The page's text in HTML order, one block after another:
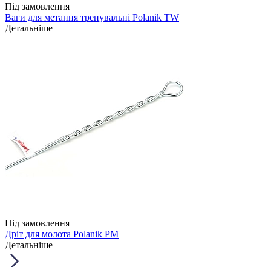
Під замовлення
Ваги для метання тренувальні Polanik TW
Детальніше
Під замовлення
Дріт для молота Polanik PM
Детальніше